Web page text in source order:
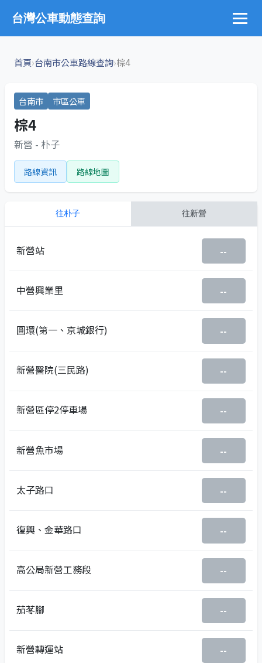
台灣公車動態查詢
首頁›台南市公車路線查詢›棕4
台南市 市區公車
棕4
新營 - 朴子
路線資訊 路線地圖
往朴子 往新營
新營站 --
中營興業里 --
圓環(第一、京城銀行) --
新營醫院(三民路) --
新營區停2停車場 --
新營魚市場 --
太子路口 --
復興、金華路口 --
高公局新營工務段 --
茄苳腳 --
新營轉運站 --